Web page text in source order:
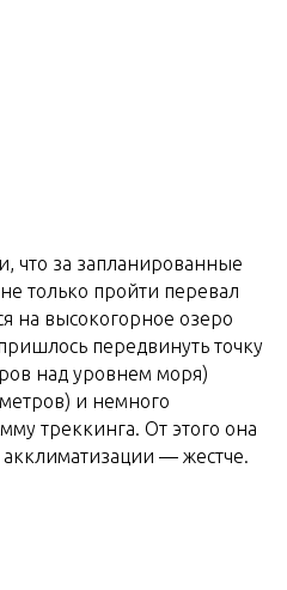
что за запланированные
только пройти перевал
на высокогорное озеро
передвинуть точку
над уровнем моря)
и немного
треккинга. От этого она
акклиматизации — жестче.